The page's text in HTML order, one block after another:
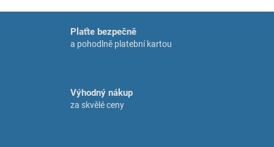
Plaťte bezpečně
a pohodlně platební kartou
Výhodný nákup
za skvělé ceny